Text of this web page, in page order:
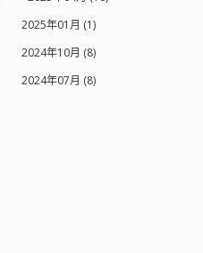
2025年01月 (1)
2024年10月 (8)
2024年07月 (8)